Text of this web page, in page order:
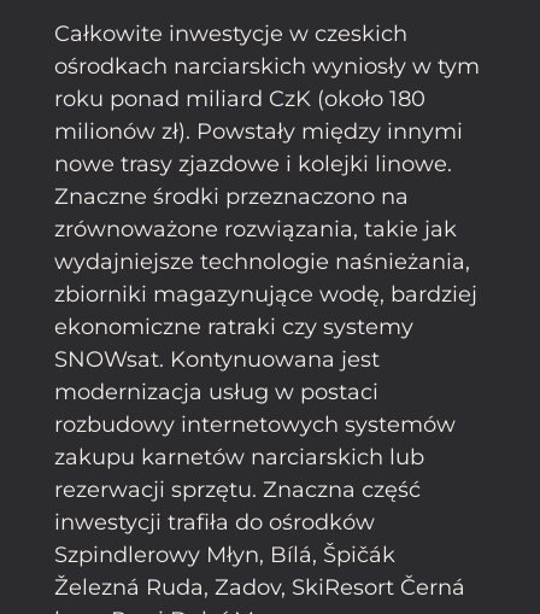
Całkowite inwestycje w czeskich
ośrodkach narciarskich wyniosły w tym
roku ponad miliard CzK (około 180
milionów zł). Powstały między innymi
nowe trasy zjazdowe i kolejki linowe.
Znaczne środki przeznaczono na
zrównoważone rozwiązania, takie jak
wydajniejsze technologie naśnieżania,
zbiorniki magazynujące wodę, bardziej
ekonomiczne ratraki czy systemy
SNOWsat. Kontynuowana jest
modernizacja usług w postaci
rozbudowy internetowych systemów
zakupu karnetów narciarskich lub
rezerwacji sprzętu. Znaczna część
inwestycji trafiła do ośrodków
Szpindlerowy Młyn, Bílá, Špičák
Železná Ruda, Zadov, SkiResort Černá